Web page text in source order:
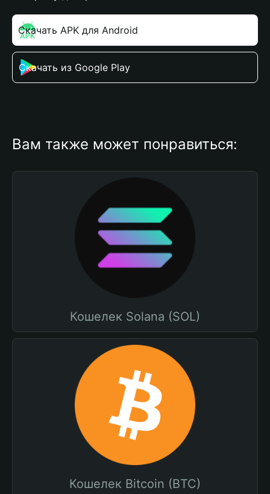
Скачать APK для Android
Скачать из Google Play
Вам также может понравиться:
Кошелек Solana (SOL)
Кошелек Bitcoin (BTC)